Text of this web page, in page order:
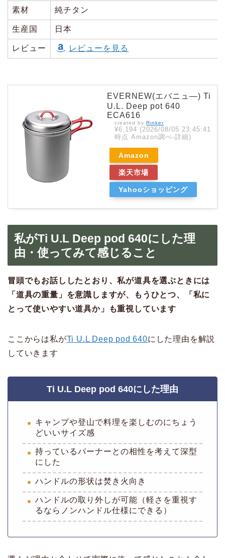
素材 純チタン
生産国 日本
レビュー レビューを見る
EVERNEW(エバニュ―) Ti
U.L. Deep pot 640
ECA616
created by Rinker
¥6,194 (2026/08/05 23:45:41
時点 Amazon調べ-詳細)
Amazon
楽天市場
Yahooショッピング
私がTi U.L Deep pod 640にした理
由・使ってみて感じること
冒頭でもお話ししたとおり、私が道具を選ぶときには
「道具の重量」を意識しますが、もうひとつ、「私に
とって使いやすい道具か」も重視しています
ここからは私がTi U.L Deep pod 640にした理由を解説
していきます
Ti U.L Deep pod 640にした理由
キャンプや登山で料理を楽しむのにちょう
どいいサイズ感
持っているバーナーとの相性を考えて深型
にした
ハンドルの形状は焚き火向き
ハンドルの取り外しが可能（軽さを重視す
るならノンハンドル仕様にできる）